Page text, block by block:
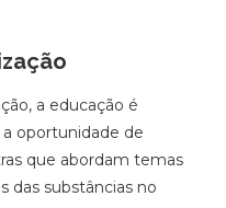
a educação é
oportunidade de
que abordam temas
das substâncias no